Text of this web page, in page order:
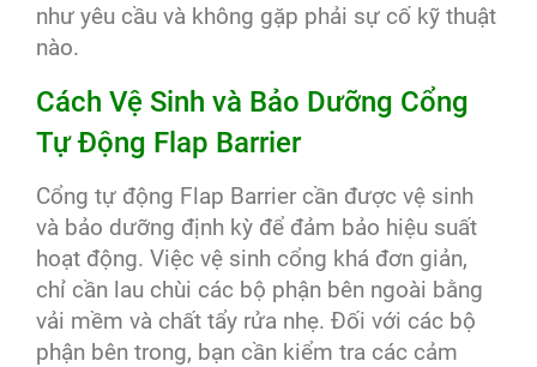
như yêu cầu và không gặp phải sự cố kỹ thuật
nào.
Cách Vệ Sinh và Bảo Dưỡng Cổng
Tự Động Flap Barrier
Cổng tự động Flap Barrier cần được vệ sinh
và bảo dưỡng định kỳ để đảm bảo hiệu suất
hoạt động. Việc vệ sinh cổng khá đơn giản,
chỉ cần lau chùi các bộ phận bên ngoài bằng
vải mềm và chất tẩy rửa nhẹ. Đối với các bộ
phận bên trong, bạn cần kiểm tra các cảm